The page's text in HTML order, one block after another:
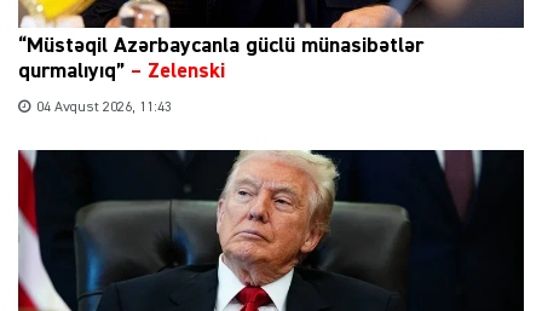
“Müstəqil Azərbaycanla güclü münasibətlər
qurmalıyıq” – Zelenski
04 Avqust 2026, 11:43